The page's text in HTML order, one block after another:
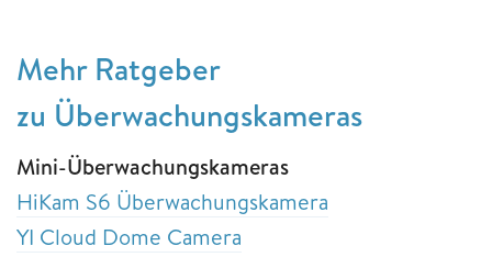
Mehr Ratgeber
zu Überwachungskameras
Mini-Überwachungskameras
HiKam S6 Überwachungskamera
YI Cloud Dome Camera